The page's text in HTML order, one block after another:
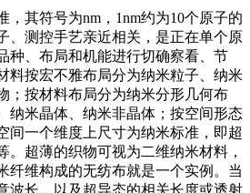
其符号为nm，1nm约为10个原子的
、测控手艺亲近相关，是正在单个原
种、布局和机能进行切确察看、节
料按宏不雅布局分为纳米粒子、纳米
；按材料布局分为纳米分形几何布
纳米晶体、纳米非晶体；按空间形态
间一个维度上尺寸为纳米标准，即超
。超薄的织物可视为二维纳米材料，
纤维构成的无纺布就是一个实例。当
波长，以及超导态的相关长度或透射